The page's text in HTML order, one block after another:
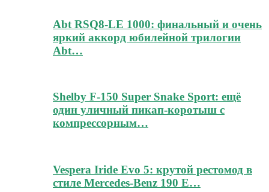
Abt RSQ8-LE 1000: финальный и очень
яркий аккорд юбилейной трилогии
Abt…
Shelby F-150 Super Snake Sport: ещё
один уличный пикап-коротыш с
компрессорным…
Vespera Iride Evo 5: крутой рестомод в
стиле Mercedes-Benz 190 E…